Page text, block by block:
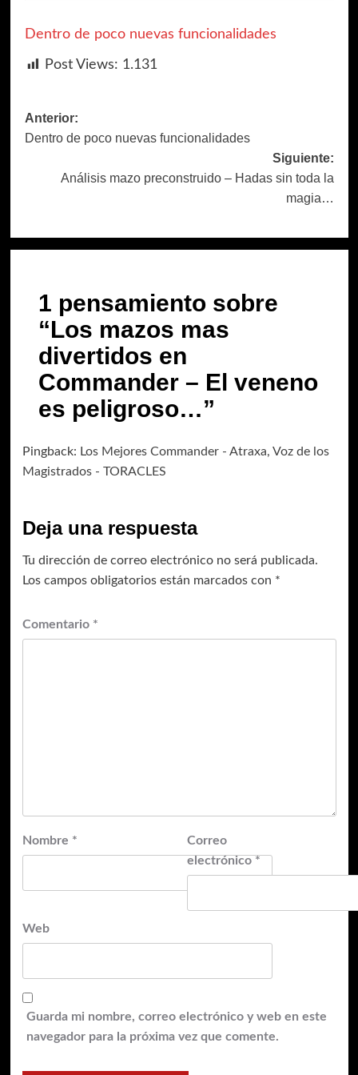
Dentro de poco nuevas funcionalidades
Post Views: 1.131
Navegación
de
entradas
Anterior:
Dentro de poco nuevas funcionalidades
Siguiente:
Análisis mazo preconstruido – Hadas sin toda la
magia…
1 pensamiento sobre
“Los mazos mas
divertidos en
Commander – El veneno
es peligroso…”
Pingback: Los Mejores Commander - Atraxa, Voz de los
Magistrados - TORACLES
Deja una respuesta
Tu dirección de correo electrónico no será publicada.
Los campos obligatorios están marcados con *
Comentario *
Nombre *
Correo
electrónico *
Web
Guarda mi nombre, correo electrónico y web en este
navegador para la próxima vez que comente.